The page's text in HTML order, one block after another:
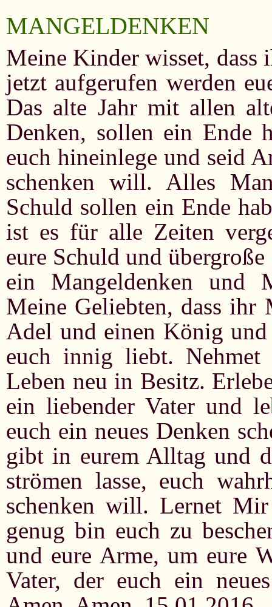
MANGELDENKEN
Meine Kinder wisset, dass
jetzt aufgerufen werden
Das alte Jahr mit allen
Denken, sollen ein Ende
euch hineinlege und seid
schenken will. Alles
Schuld sollen ein Ende
ist es für alle Zeiten
eure Schuld und
ein Mangeldenken und
Meine Geliebten, dass ihr
Adel und einen König
euch innig liebt. Nehmet
Leben neu in Besitz.
ein liebender Vater und
euch ein neues Denken
gibt in eurem Alltag und
strömen lasse, euch
schenken will. Lernet
genug bin euch zu
und eure Arme, um eure
Vater, der euch ein